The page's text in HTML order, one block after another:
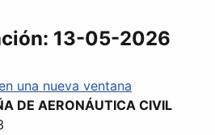
13-05-2026
una nueva ventana
DE AERONÁUTICA CIVIL